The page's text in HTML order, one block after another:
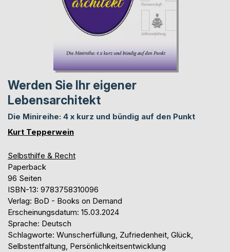
Werden Sie Ihr eigener
Lebensarchitekt
Die Minireihe: 4 x kurz und bündig auf den Punkt
Kurt Tepperwein
Selbsthilfe & Recht
Paperback
96 Seiten
ISBN-13: 9783758310096
Verlag: BoD - Books on Demand
Erscheinungsdatum: 15.03.2024
Sprache: Deutsch
Schlagworte: Wunscherfüllung, Zufriedenheit, Glück,
Selbstentfaltung, Persönlichkeitsentwicklung